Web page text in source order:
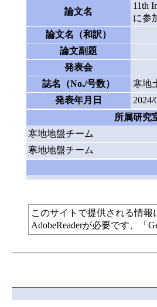
論文名
11th
に参
論文名（和訳）
論文副題
発表会
誌名（No./号数）
寒地
発表年月日
2024/
所属研究
寒地地盤チーム
寒地地盤チーム
このサイトで提供される情
AdobeReaderが必要です、「